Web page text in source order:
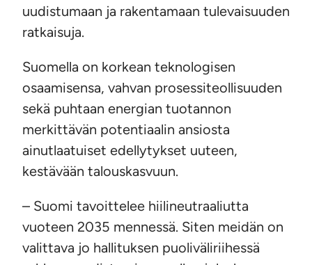
uudistumaan ja rakentamaan tulevaisuuden
ratkaisuja.
Suomella on korkean teknologisen
osaamisensa, vahvan prosessiteollisuuden
sekä puhtaan energian tuotannon
merkittävän potentiaalin ansiosta
ainutlaatuiset edellytykset uuteen,
kestävään talouskasvuun.
– Suomi tavoittelee hiilineutraaliutta
vuoteen 2035 mennessä. Siten meidän on
valittava jo hallituksen puoliväliriihessä